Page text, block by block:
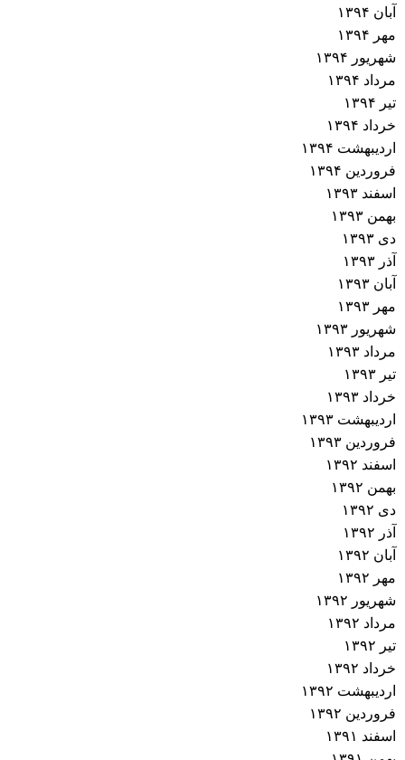
آبان ۱۳۹۴
مهر ۱۳۹۴
شهریور ۱۳۹۴
مرداد ۱۳۹۴
تیر ۱۳۹۴
خرداد ۱۳۹۴
اردیبهشت ۱۳۹۴
فروردین ۱۳۹۴
اسفند ۱۳۹۳
بهمن ۱۳۹۳
دی ۱۳۹۳
آذر ۱۳۹۳
آبان ۱۳۹۳
مهر ۱۳۹۳
شهریور ۱۳۹۳
مرداد ۱۳۹۳
تیر ۱۳۹۳
خرداد ۱۳۹۳
اردیبهشت ۱۳۹۳
فروردین ۱۳۹۳
اسفند ۱۳۹۲
بهمن ۱۳۹۲
دی ۱۳۹۲
آذر ۱۳۹۲
آبان ۱۳۹۲
مهر ۱۳۹۲
شهریور ۱۳۹۲
مرداد ۱۳۹۲
تیر ۱۳۹۲
خرداد ۱۳۹۲
اردیبهشت ۱۳۹۲
فروردین ۱۳۹۲
اسفند ۱۳۹۱